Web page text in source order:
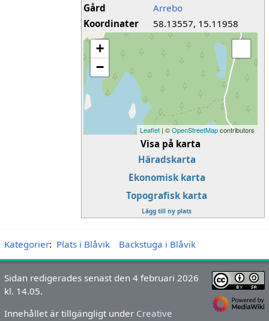
Gård
Arrebo
Koordinater
58.13557, 15.11958
+
−
Leaflet | ©OpenStreetMapcontributors
Visa på karta
Häradskarta
Ekonomisk karta
Topografisk karta
Lägg till ny plats
Kategorier: Plats i Blåvik Backstuga i Blåvik
Sidan redigerades senast den 4 februari 2026
kl. 14.05.
Innehållet är tillgängligt under Creative